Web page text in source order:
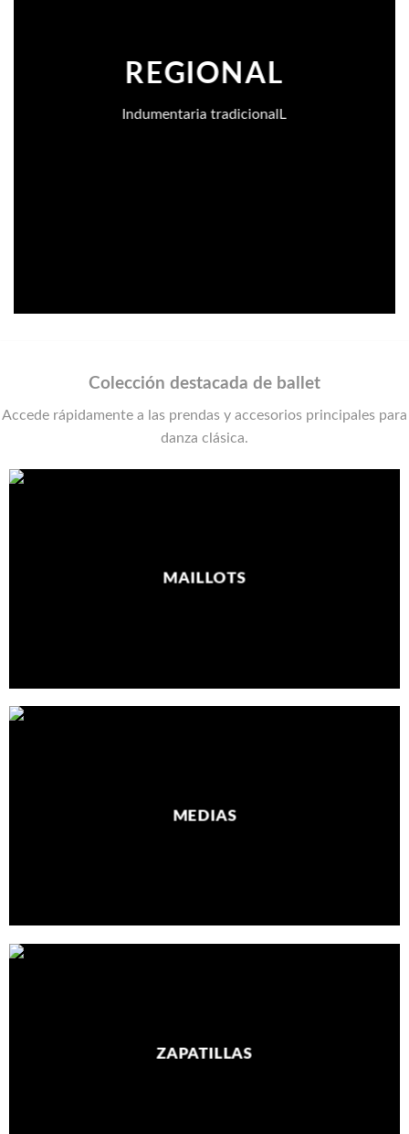
REGIONAL
Indumentaria tradicionalL
Colección destacada de ballet
Accede rápidamente a las prendas y accesorios principales para
danza clásica.
MAILLOTS
MEDIAS
ZAPATILLAS